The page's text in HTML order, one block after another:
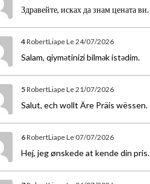
Здравейте, исках да знам цената ви.
4RobertLiapeLe 24/07/2026
Salam, qiymətinizi bilmək istədim.
5RobertLiapeLe 21/07/2026
Salut, ech wollt Äre Präis wëssen.
6RobertLiapeLe 07/07/2026
Hej, jeg ønskede at kende din pris.